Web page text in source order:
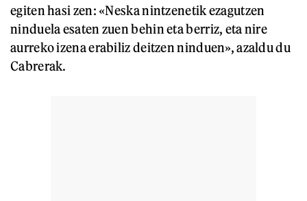
egiten hasi zen: «Neska nintzenetik ezagutzen
ninduela esaten zuen behin eta berriz, eta nire
aurreko izena erabiliz deitzen ninduen», azaldu du
Cabrerak.